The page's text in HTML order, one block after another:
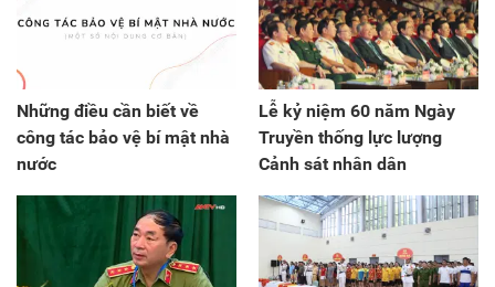
Những điều cần biết về
công tác bảo vệ bí mật nhà
nước
Lễ kỷ niệm 60 năm Ngày
Truyền thống lực lượng
Cảnh sát nhân dân